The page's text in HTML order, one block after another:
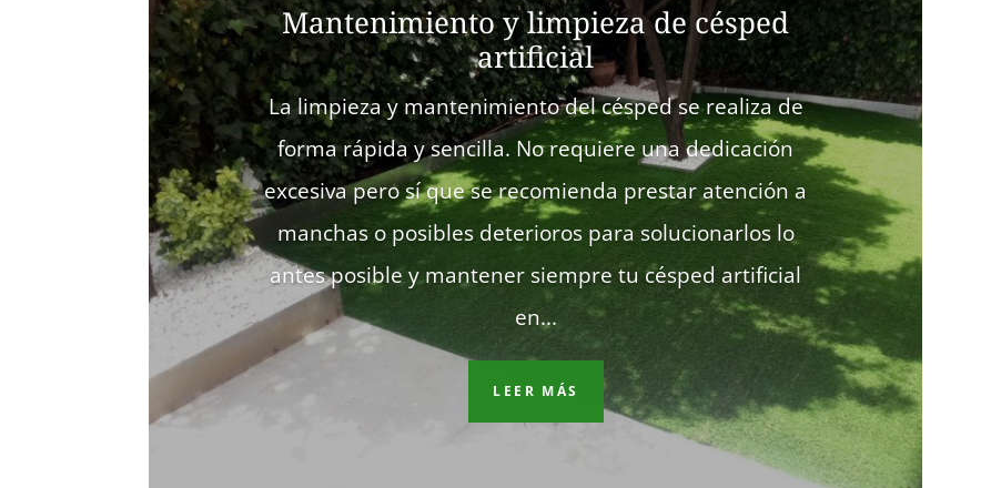
Mantenimiento y limpieza de césped
artificial
La limpieza y mantenimiento del césped se realiza de
forma rápida y sencilla. No requiere una dedicación
excesiva pero sí que se recomienda prestar atención a
manchas o posibles deterioros para solucionarlos lo
antes posible y mantener siempre tu césped artificial
en...
LEER MÁS